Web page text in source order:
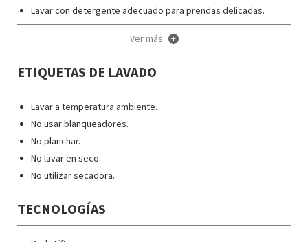
Lavar con detergente adecuado para prendas delicadas.
Secar colgado.
No dejarlo en bolsa u otro contenedor cerrado durante un
No exponerlo a la luz cuando esté húmedos en el interior de
una bolsa u otro contenedor cerrado.Siga las instrucciones de
lavado que figuran en la etiqueta del artículo. Esta contiene
adquirido.
Ver más +
ETIQUETAS DE LAVADO
Lavar a temperatura ambiente.
No usar blanqueadores.
No planchar.
No lavar en seco.
No utilizar secadora.
TECNOLOGÍAS